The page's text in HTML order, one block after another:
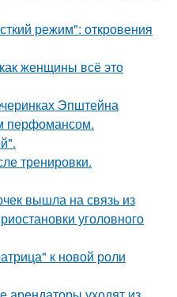
режим": откровения
женщины всё это
Эпштейна
перфомансом.
тренировки.
вышла на связь из
уголовного
к новой роли